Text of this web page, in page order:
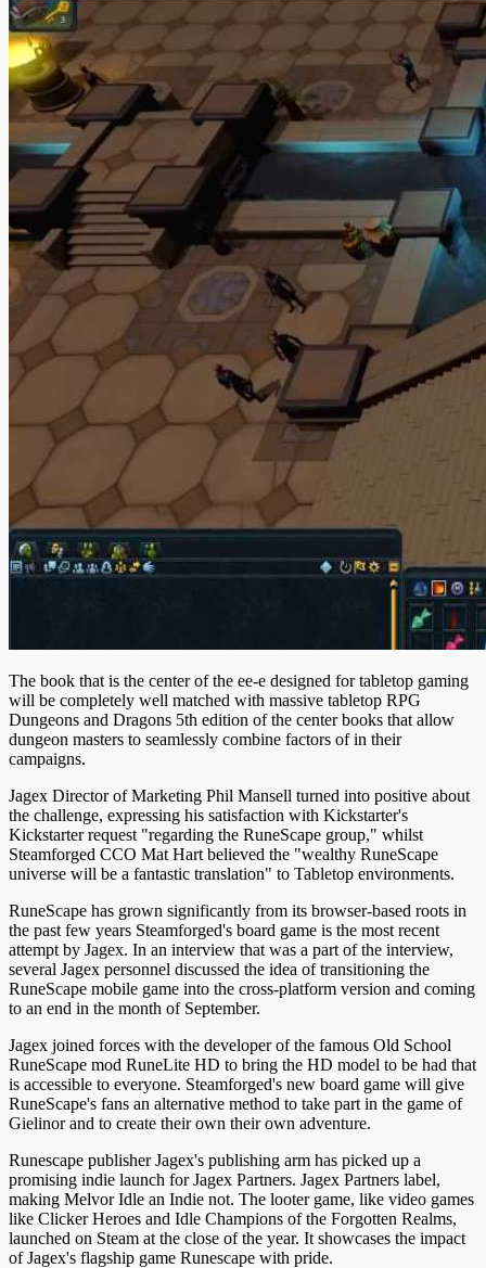
The book that is the center of the ee-e designed for tabletop gaming
will be completely well matched with massive tabletop RPG
Dungeons and Dragons 5th edition of the center books that allow
dungeon masters to seamlessly combine factors of in their
campaigns.
Jagex Director of Marketing Phil Mansell turned into positive about
the challenge, expressing his satisfaction with Kickstarter's
Kickstarter request "regarding the RuneScape group," whilst
Steamforged CCO Mat Hart believed the "wealthy RuneScape
universe will be a fantastic translation" to Tabletop environments.
RuneScape has grown significantly from its browser-based roots in
the past few years Steamforged's board game is the most recent
attempt by Jagex. In an interview that was a part of the interview,
several Jagex personnel discussed the idea of transitioning the
RuneScape mobile game into the cross-platform version and coming
to an end in the month of September.
Jagex joined forces with the developer of the famous Old School
RuneScape mod RuneLite HD to bring the HD model to be had that
is accessible to everyone. Steamforged's new board game will give
RuneScape's fans an alternative method to take part in the game of
Gielinor and to create their own their own adventure.
Runescape publisher Jagex's publishing arm has picked up a
promising indie launch for Jagex Partners. Jagex Partners label,
making Melvor Idle an Indie not. The looter game, like video games
like Clicker Heroes and Idle Champions of the Forgotten Realms,
launched on Steam at the close of the year. It showcases the impact
of Jagex's flagship game Runescape with pride.